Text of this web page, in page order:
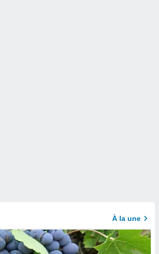
À la une